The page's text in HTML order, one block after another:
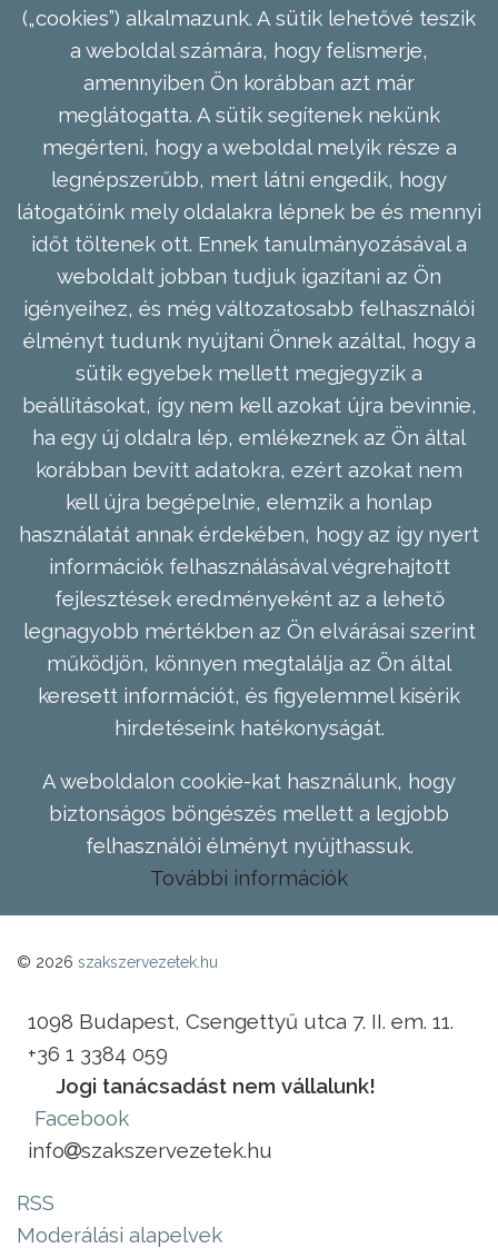
(„cookies”) alkalmazunk. A sütik lehetővé teszik
a weboldal számára, hogy felismerje,
amennyiben Ön korábban azt már
meglátogatta. A sütik segítenek nekünk
megérteni, hogy a weboldal melyik része a
legnépszerűbb, mert látni engedik, hogy
látogatóink mely oldalakra lépnek be és mennyi
időt töltenek ott. Ennek tanulmányozásával a
weboldalt jobban tudjuk igazítani az Ön
igényeihez, és még változatosabb felhasználói
élményt tudunk nyújtani Önnek azáltal, hogy a
sütik egyebek mellett megjegyzik a
beállításokat, így nem kell azokat újra bevinnie,
ha egy új oldalra lép, emlékeznek az Ön által
korábban bevitt adatokra, ezért azokat nem
kell újra begépelnie, elemzik a honlap
használatát annak érdekében, hogy az így nyert
információk felhasználásával végrehajtott
fejlesztések eredményeként az a lehető
legnagyobb mértékben az Ön elvárásai szerint
működjön, könnyen megtalálja az Ön által
keresett információt, és figyelemmel kísérik
hirdetéseink hatékonyságát.
A weboldalon cookie-kat használunk, hogy
biztonságos böngészés mellett a legjobb
felhasználói élményt nyújthassuk.
További információk
© 2026 szakszervezetek.hu
1098 Budapest, Csengettyű utca 7. II. em. 11.
+36 1 3384 059
Jogi tanácsadást nem vállalunk!
Facebook
info
szakszervezetek.hu
RSS
Moderálási alapelvek